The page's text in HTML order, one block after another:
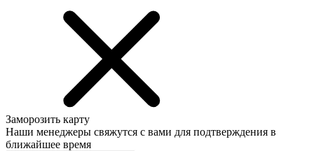
Заморозить карту
Наши менеджеры свяжутся с вами для подтверждения в
ближайшее время